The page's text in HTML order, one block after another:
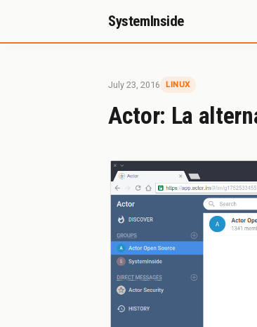
SystemInside
July 23, 2016 LINUX
Actor: La